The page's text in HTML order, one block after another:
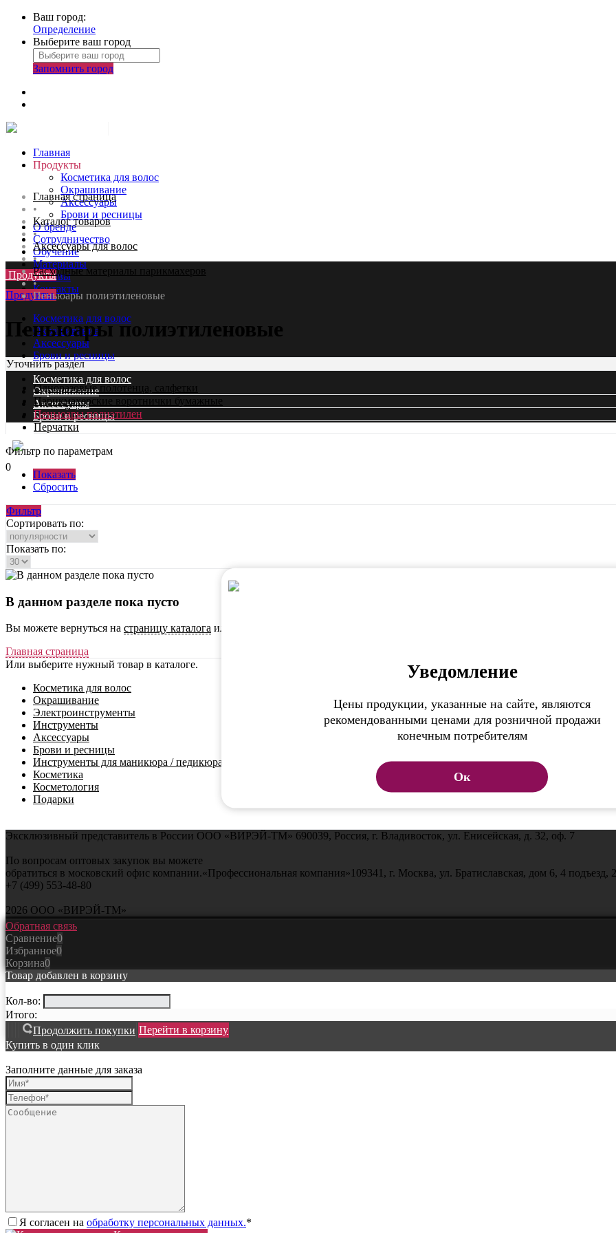
Ваш город:
Определение
Выберите ваш город
Запомнить город
Главная
Продукты
Косметика для волос
Окрашивание
Аксессуары
Брови и ресницы
О бренде
Сотрудничество
Обучение
Материалы
Отзывы
Контакты
Продукты
Продукты
Косметика для волос
Окрашивание
Аксессуары
Брови и ресницы
Косметика для волос
Окрашивание
Аксессуары
Брови и ресницы
0
Главная страница
•
Каталог товаров
•
Аксессуары для волос
•
Расходные материалы парикмахеров
•
Пеньюары полиэтиленовые
Пеньюары полиэтиленовые
Уточнить раздел
Одноразовые полотенца, салфетки
Парикмахерские воротнички бумажные
Пеньюары полиэтилен
Перчатки
Фильтр по параметрам
Показать
Сбросить
Фильтр
Сортировать по:
Показать по:
В данном разделе пока пусто
Вы можете вернуться на страницу каталога или воспользоваться навигацией или поиском по сайту.
Главная страница
Или выберите нужный товар в каталоге.
Косметика для волос
Окрашивание
Электроинструменты
Инструменты
Аксессуары
Брови и ресницы
Инструменты для маникюра / педикюра
Косметика
Косметология
Подарки
Эксклюзивный представитель в России ООО «ВИРЭЙ-ТМ» 690039, Россия, г. Владивосток, ул. Енисейская, д. 32, оф. 7
По вопросам оптовых закупок вы можете
обратиться в московский офис компании.«Профессиональная компания» 109341, г. Москва, ул. Братиславская, дом 6, 4 подъезд,
+7 (499) 553-48-80
2026 ООО «ВИРЭЙ-ТМ»
Обратная связь
Сравнение0
Избранное0
Корзина0
Товар добавлен в корзину
Кол-во:
Итого:
Продолжить покупки Перейти в корзину
Купить в один клик
Заполните данные для заказа
Я согласен на обработку персональных данных.*
Уведомление
Цены продукции, указанные на сайте, являются
рекомендованными ценами для розничной продажи
конечным потребителям
Ок